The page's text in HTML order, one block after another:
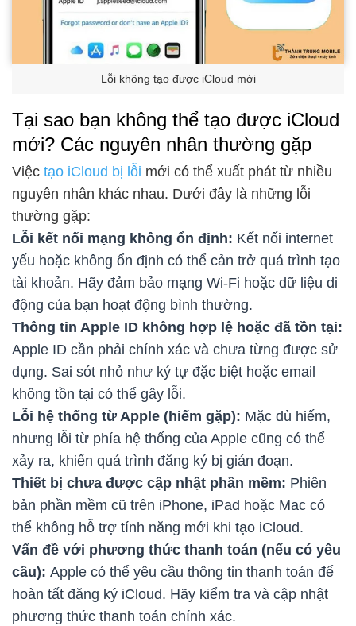
Lỗi không tạo được iCloud mới
Tại sao bạn không thể tạo được iCloud
mới? Các nguyên nhân thường gặp
Việc tạo iCloud bị lỗi mới có thể xuất phát từ nhiều
nguyên nhân khác nhau. Dưới đây là những lỗi
thường gặp:
Lỗi kết nối mạng không ổn định: Kết nối internet
yếu hoặc không ổn định có thể cản trở quá trình tạo
tài khoản. Hãy đảm bảo mạng Wi-Fi hoặc dữ liệu di
động của bạn hoạt động bình thường.
Thông tin Apple ID không hợp lệ hoặc đã tồn tại:
Apple ID cần phải chính xác và chưa từng được sử
dụng. Sai sót nhỏ như ký tự đặc biệt hoặc email
không tồn tại có thể gây lỗi.
Lỗi hệ thống từ Apple (hiếm gặp): Mặc dù hiếm,
nhưng lỗi từ phía hệ thống của Apple cũng có thể
xảy ra, khiến quá trình đăng ký bị gián đoạn.
Thiết bị chưa được cập nhật phần mềm: Phiên
bản phần mềm cũ trên iPhone, iPad hoặc Mac có
thể không hỗ trợ tính năng mới khi tạo iCloud.
Vấn đề với phương thức thanh toán (nếu có yêu
cầu): Apple có thể yêu cầu thông tin thanh toán để
hoàn tất đăng ký iCloud. Hãy kiểm tra và cập nhật
phương thức thanh toán chính xác.